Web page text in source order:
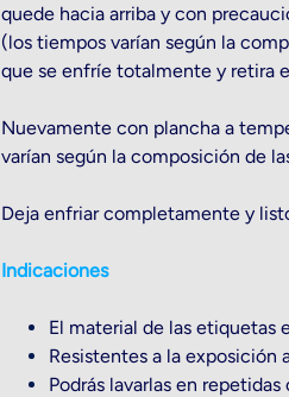
quede hacia arriba y con
(los tiempos varían según la
que se enfríe totalmente y retira
Nuevamente con plancha a
varían según la composición de
Deja enfriar completamente y
Indicaciones
El material de las etiquetas
Resistentes a la exposición
Podrás lavarlas en